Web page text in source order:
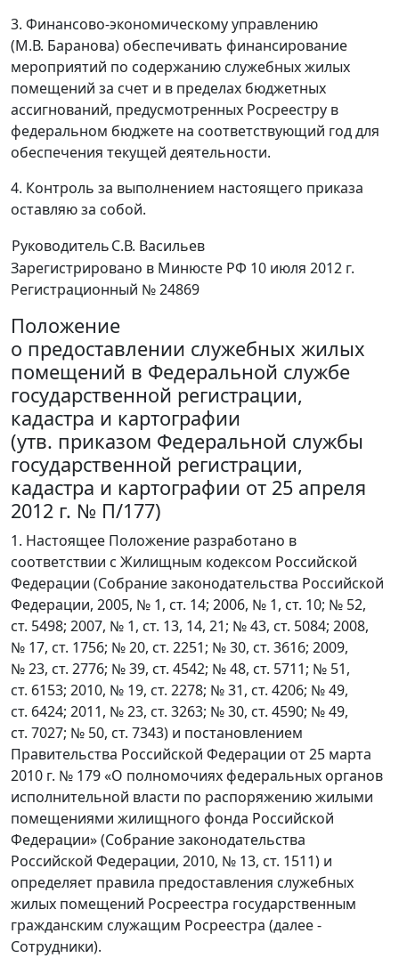
3. Финансово-экономическому управлению
(М.В. Баранова) обеспечивать финансирование
мероприятий по содержанию служебных жилых
помещений за счет и в пределах бюджетных
ассигнований, предусмотренных Росреестру в
федеральном бюджете на соответствующий год для
обеспечения текущей деятельности.
4. Контроль за выполнением настоящего приказа
оставляю за собой.
РуководительС.В. Васильев
Зарегистрировано в Минюсте РФ 10 июля 2012 г.
Регистрационный № 24869
Положение
о предоставлении служебных жилых
помещений в Федеральной службе
государственной регистрации,
кадастра и картографии
(утв. приказом Федеральной службы
государственной регистрации,
кадастра и картографии от 25 апреля
2012 г. № П/177)
1. Настоящее Положение разработано в
соответствии с Жилищным кодексом Российской
Федерации (Собрание законодательства Российской
Федерации, 2005, № 1, ст. 14; 2006, № 1, ст. 10; № 52,
ст. 5498; 2007, № 1, ст. 13, 14, 21; № 43, ст. 5084; 2008,
№ 17, ст. 1756; № 20, ст. 2251; № 30, ст. 3616; 2009,
№ 23, ст. 2776; № 39, ст. 4542; № 48, ст. 5711; № 51,
ст. 6153; 2010, № 19, ст. 2278; № 31, ст. 4206; № 49,
ст. 6424; 2011, № 23, ст. 3263; № 30, ст. 4590; № 49,
ст. 7027; № 50, ст. 7343) и постановлением
Правительства Российской Федерации от 25 марта
2010 г. № 179 «О полномочиях федеральных органов
исполнительной власти по распоряжению жилыми
помещениями жилищного фонда Российской
Федерации» (Собрание законодательства
Российской Федерации, 2010, № 13, ст. 1511) и
определяет правила предоставления служебных
жилых помещений Росреестра государственным
гражданским служащим Росреестра (далее -
Сотрудники).